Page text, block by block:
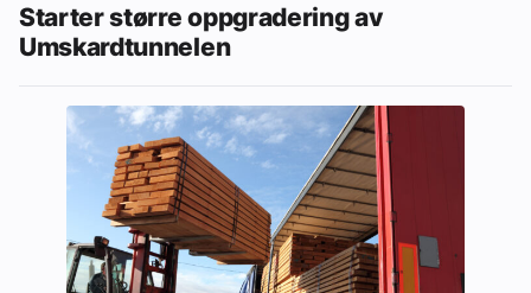
Starter større oppgradering av
Umskardtunnelen